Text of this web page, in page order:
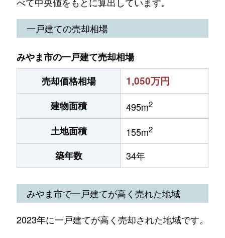
一戸建ての売却相場
みやま市の一戸建て売却相場
売却価格相場
1,050万円
建物面積 495m2
土地面積 155m2
築年数 34年
みやま市で一戸建てが高く売れた地域
2023年に一戸建てが高く売却された地域です。